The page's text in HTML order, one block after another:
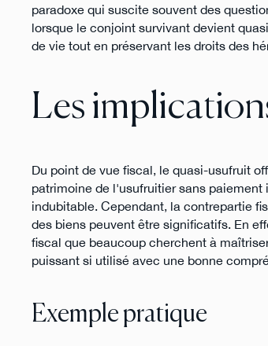
paradoxe qui suscite souvent des
lorsque le conjoint survivant devient
de vie tout en préservant les droits des
Les
Du point de vue fiscal, le quasi-usufruit
patrimoine de l'usufruitier sans
indubitable. Cependant, la contrepartie
des biens peuvent être significatifs. En
fiscal que beaucoup cherchent à
puissant si utilisé avec une bonne
Exemple pratique